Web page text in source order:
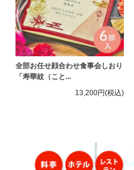
全部お任せ顔合わせ食事会しおり
「寿華紋（こと...
13,200円(税込)